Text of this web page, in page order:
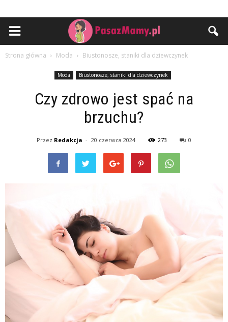
Strona główna Moda Biustonosze, staniki dla dziewczynek
Moda Biustonosze, staniki dla dziewczynek
Czy zdrowo jest spać na
brzuchu?
Przez Redakcja - 20 czerwca 2024 273 0